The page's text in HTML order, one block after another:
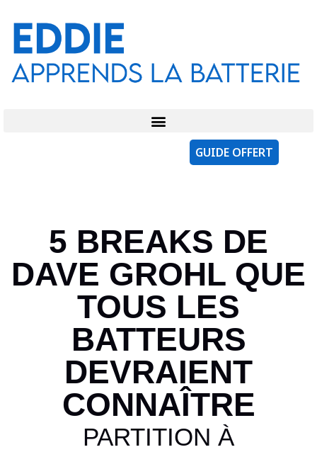
GUIDE OFFERT
5 BREAKS DE
DAVE GROHL QUE
TOUS LES
BATTEURS
DEVRAIENT
CONNAÎTRE
PARTITION À